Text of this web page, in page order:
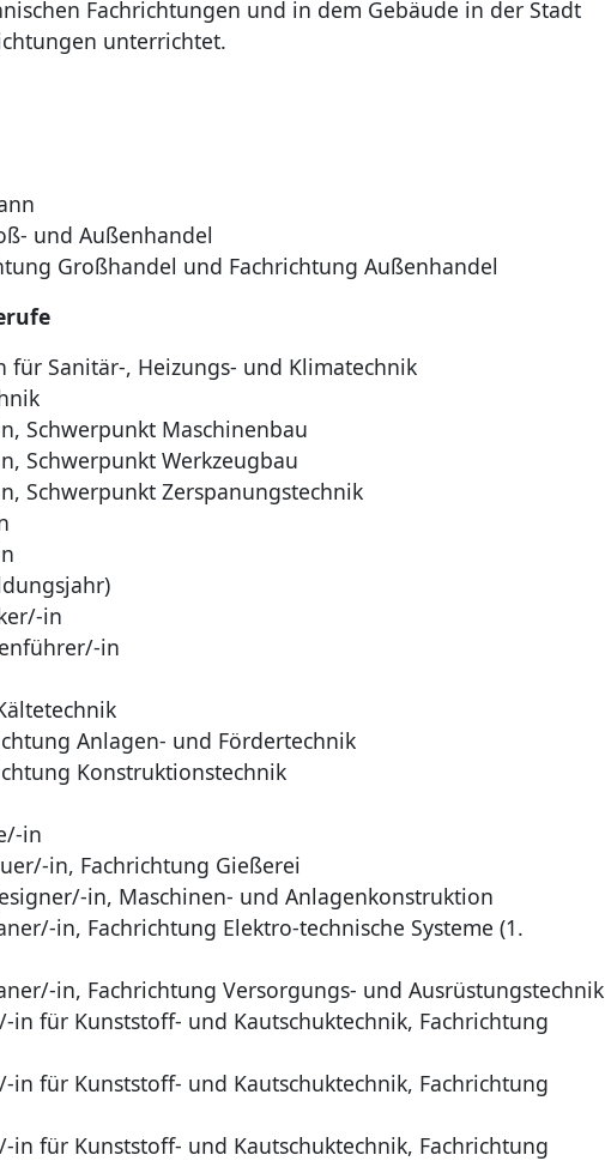
Fachrichtungen und in dem Gebäude in der Stadt
unterrichtet.
und Außenhandel
Großhandel und Fachrichtung Außenhandel
für Sanitär-, Heizungs- und Klimatechnik
Schwerpunkt Maschinenbau
Schwerpunkt Werkzeugbau
Schwerpunkt Zerspanungstechnik
in
in
Anlagen- und Fördertechnik
Konstruktionstechnik
in
in, Fachrichtung Gießerei
in, Maschinen- und Anlagenkonstruktion
in, Fachrichtung Elektro-technische Systeme (1.
in, Fachrichtung Versorgungs- und Ausrüstungstechnik
in für Kunststoff- und Kautschuktechnik, Fachrichtung
in für Kunststoff- und Kautschuktechnik, Fachrichtung
in für Kunststoff- und Kautschuktechnik, Fachrichtung